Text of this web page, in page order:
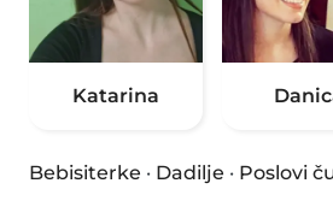
Katarina
Bebisiterke · Dadilje · Poslovi